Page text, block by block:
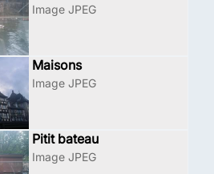
Image JPEG
Maisons
Image JPEG
Pitit bateau
Image JPEG